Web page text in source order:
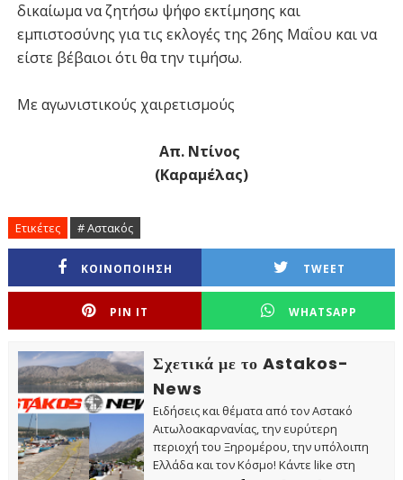
δικαίωμα να ζητήσω ψήφο εκτίμησης και
εμπιστοσύνης για τις εκλογές της 26ης Μαΐου και να
είστε βέβαιοι ότι θα την τιμήσω.
Με αγωνιστικούς χαιρετισμούς
Απ. Ντίνος
(Καραμέλας)
Ετικέτες # Αστακός
ΚΟΙΝΟΠΟΙΗΣΗ TWEET
PIN IT WHATSAPP
Σχετικά με το Astakos-
News
Ειδήσεις και θέματα από τον Αστακό
Αιτωλοακαρνανίας, την ευρύτερη
περιοχή του Ξηρομέρου, την υπόλοιπη
Ελλάδα και τον Κόσμο! Κάντε like στη